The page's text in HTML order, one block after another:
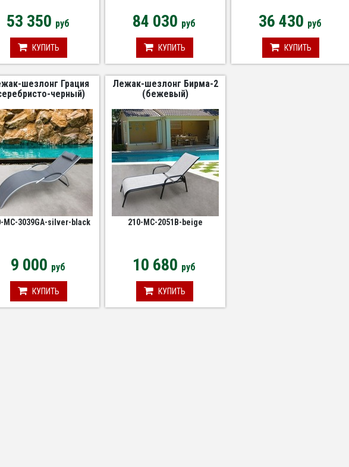
53 350 руб
КУПИТЬ
84 030 руб
КУПИТЬ
36 430 руб
КУПИТЬ
шезлонг Грация
черный)
MC-3039GA-silver-black
9 000 руб
КУПИТЬ
Лежак-шезлонг Бирма-2
(бежевый)
210-MC-2051B-beige
10 680 руб
КУПИТЬ